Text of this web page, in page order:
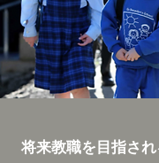
将来教職を目指さ